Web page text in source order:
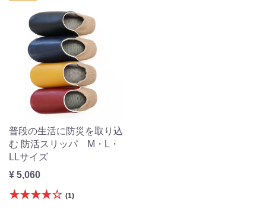
普段の生活に防災を取り込
む 防活スリッパ M・L・
LLサイズ
¥ 5,060
★★★★☆ (1)